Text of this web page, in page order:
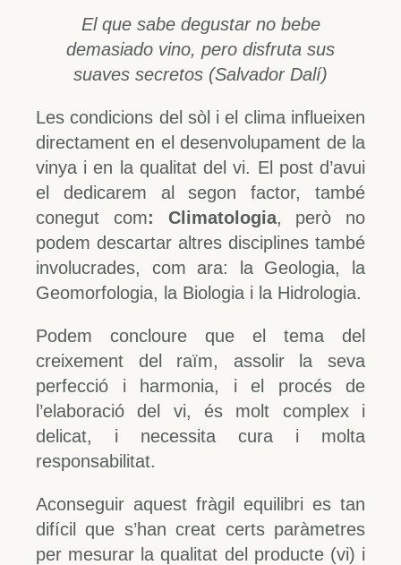
El que sabe degustar no bebe
demasiado vino, pero disfruta sus
suaves secretos (Salvador Dalí)
Les condicions del sòl i el clima influeixen
directament en el desenvolupament de la
vinya i en la qualitat del vi. El post d’avui
el dedicarem al segon factor, també
conegut com: Climatologia, però no
podem descartar altres disciplines també
involucrades, com ara: la Geologia, la
Geomorfologia, la Biologia i la Hidrologia.
Podem concloure que el tema del
creixement del raïm, assolir la seva
perfecció i harmonia, i el procés de
l’elaboració del vi, és molt complex i
delicat, i necessita cura i molta
responsabilitat.
Aconseguir aquest fràgil equilibri es tan
difícil que s’han creat certs paràmetres
per mesurar la qualitat del producte (vi) i